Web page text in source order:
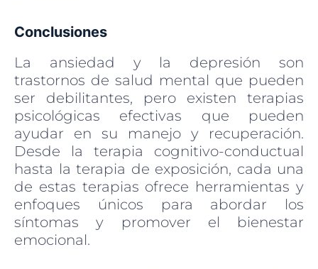
Conclusiones
La ansiedad y la depresión son
trastornos de salud mental que pueden
ser debilitantes, pero existen terapias
psicológicas efectivas que pueden
ayudar en su manejo y recuperación.
Desde la terapia cognitivo-conductual
hasta la terapia de exposición, cada una
de estas terapias ofrece herramientas y
enfoques únicos para abordar los
síntomas y promover el bienestar
emocional.